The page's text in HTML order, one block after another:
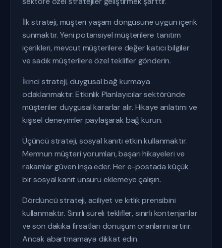
İlk strateji, müşteri yaşam döngüsüne uygun içerik
sunmaktır. Yeni potansiyel müşterilere tanıtım
içerikleri, mevcut müşterilere değer katıcı bilgiler
ve sadık müşterilere özel teklifler gönderin.
İkinci strateji, duygusal bağ kurmaya
odaklanmaktır. Etkinlik Planlayıcılar sektöründe
müşteriler duygusal kararlar alır. Hikaye anlatımı ve
kişisel deneyimler paylaşarak bağ kurun.
Üçüncü strateji, sosyal kanıtı etkin kullanmaktır.
Memnun müşteri yorumları, başarı hikayeleri ve
rakamlar güven inşa eder. Her e-postada küçük
bir sosyal kanıt unsuru eklemeye çalışın.
Dördüncü strateji, aciliyet ve kıtlık prensibini
kullanmaktır. Sınırlı süreli teklifler, sınırlı kontenjanlar
ve son dakika fırsatları dönüşüm oranlarını artırır.
Ancak abartmamaya dikkat edin.